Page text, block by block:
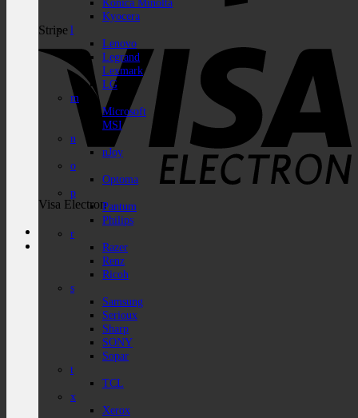
Stripe
Visa Electron
Kyocera
l
Lenovo
Legrand
Lexmark
LG
m
Microsoft
MSI
n
nJoy
o
Optoma
p
Pantum
Philips
r
Razer
Renz
Ricoh
s
Samsung
Serioux
Sharp
SONY
Sopar
t
TCL
x
Xerox